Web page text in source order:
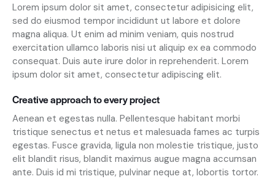
Lorem ipsum dolor sit amet, consectetur adipisicing elit,
sed do eiusmod tempor incididunt ut labore et dolore
magna aliqua. Ut enim ad minim veniam, quis nostrud
exercitation ullamco laboris nisi ut aliquip ex ea commodo
consequat. Duis aute irure dolor in reprehenderit. Lorem
ipsum dolor sit amet, consectetur adipiscing elit.
Creative approach to every project
Aenean et egestas nulla. Pellentesque habitant morbi
tristique senectus et netus et malesuada fames ac turpis
egestas. Fusce gravida, ligula non molestie tristique, justo
elit blandit risus, blandit maximus augue magna accumsan
ante. Duis id mi tristique, pulvinar neque at, lobortis tortor.